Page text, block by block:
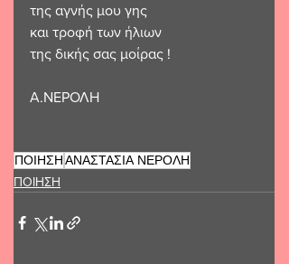
της αγνής μου γης
και τροφή των ήλιων
της δικής σας μοίρας !
Α.ΝΕΡΟΛΗ
ΠΟΙΗΣΗΑΝΑΣΤΑΣΙΑ ΝΕΡΟΛΗ
ΠΟΙΗΣΗ